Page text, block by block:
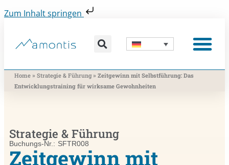
Zum Inhalt springen
Home » Strategie & Führung» Zeitgewinn mit Selbstführung: Das
Entwicklungs­training für wirksame Gewohnheiten
Strategie & Führung
Buchungs-Nr.: SFTR008
Zeitgewinn mit